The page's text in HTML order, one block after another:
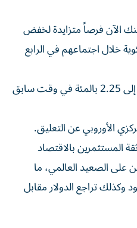
الآن فرصاً متزايدة لخفض
خلال اجتماعهم في الرابع
وكان البنك خفض سعر الفائدة إلى 2.25 بالمئة في وقت سابق
الأوروبي عن التعليق.
المستثمرين بالاقتصاد
على الصعيد العالمي، ما
تراجع الدولار مقابل